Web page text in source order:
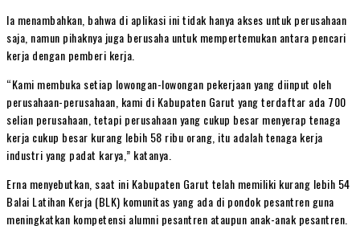
Ia menambahkan, bahwa di aplikasi ini tidak hanya akses untuk perusahaan
saja, namun pihaknya juga berusaha untuk mempertemukan antara pencari
kerja dengan pemberi kerja.
“Kami membuka setiap lowongan-lowongan pekerjaan yang diinput oleh
perusahaan-perusahaan, kami di Kabupaten Garut yang terdaftar ada 700
selian perusahaan, tetapi perusahaan yang cukup besar menyerap tenaga
kerja cukup besar kurang lebih 58 ribu orang, itu adalah tenaga kerja
industri yang padat karya,” katanya.
Erna menyebutkan, saat ini Kabupaten Garut telah memiliki kurang lebih 54
Balai Latihan Kerja (BLK) komunitas yang ada di pondok pesantren guna
meningkatkan kompetensi alumni pesantren ataupun anak-anak pesantren.